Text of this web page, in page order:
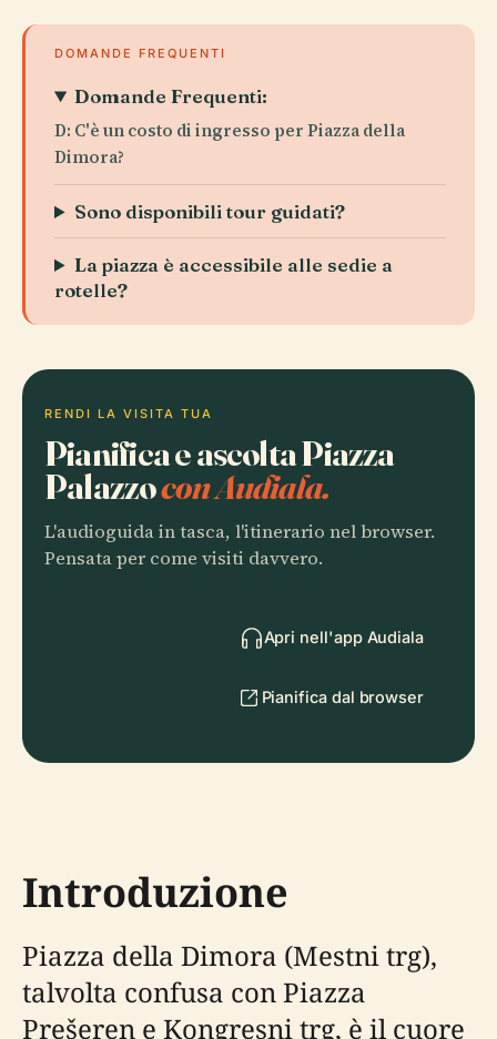
DOMANDE FREQUENTI
Domande Frequenti:
D: C'è un costo di ingresso per Piazza della
Dimora?
Sono disponibili tour guidati?
La piazza è accessibile alle sedie a
rotelle?
RENDI LA VISITA TUA
Pianifica e ascolta Piazza
Palazzocon Audiala.
L'audioguida in tasca, l'itinerario nel browser.
Pensata per come visiti davvero.
Apri nell'app Audiala
Pianifica dal browser
Introduzione
Piazza della Dimora (Mestni trg),
talvolta confusa con Piazza
Prešeren e Kongresni trg, è il cuore